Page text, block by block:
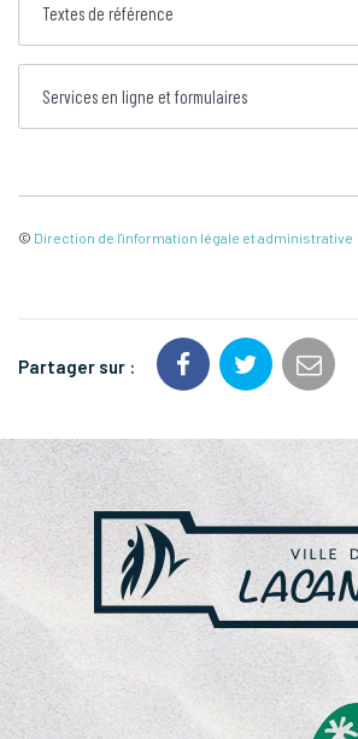
Textes de référence
Services en ligne et formulaires
© Direction de l'information légale et administrative
Partager sur :
NOS
PARTENAIRES